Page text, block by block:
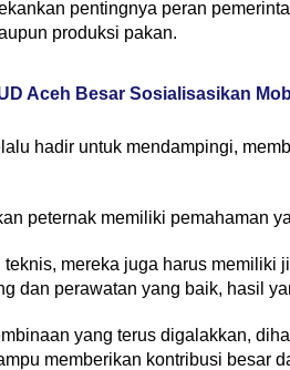
pentingnya peran
produksi pakan.
Aceh Besar Sosialisasikan
hadir untuk mendampingi,
peternak memiliki pemahaman
mereka juga harus memiliki
dan perawatan yang baik, hasil
yang terus digalakkan,
memberikan kontribusi besar